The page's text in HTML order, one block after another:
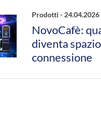
Prodotti - 24.04.2026
NovoCafè:
diventa
connessione